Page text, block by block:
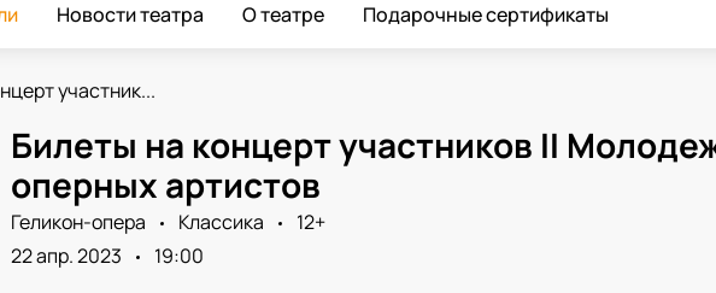
Новости театра О театре Подарочные сертификаты
участник...
Билеты на концерт участников II
оперных артистов
Геликон-опера Классика
12+
22 апр. 2023
19:00